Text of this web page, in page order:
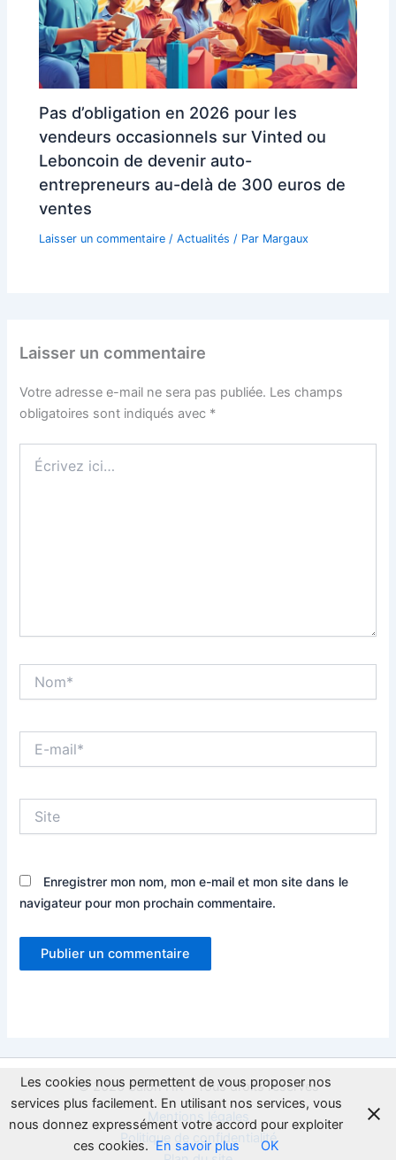
Pas d’obligation en 2026 pour les
vendeurs occasionnels sur Vinted ou
Leboncoin de devenir auto-
entrepreneurs au-delà de 300 euros de
ventes
Laisser un commentaire /Actualités / Par Margaux
Laisser un commentaire
Votre adresse e-mail ne sera pas publiée. Les champs
obligatoires sont indiqués avec *
ici…
mail*
Enregistrer mon nom, mon e-mail et mon site dans le
navigateur pour mon prochain commentaire.
© 2026 Salon HK - Tous droits réservés
Mentions légales
Politique de confidentialité
Les cookies nous permettent de vous proposer nos
services plus facilement. En utilisant nos services, vous
nous donnez expressément votre accord pour exploiter
ces cookies. En savoir plus OK